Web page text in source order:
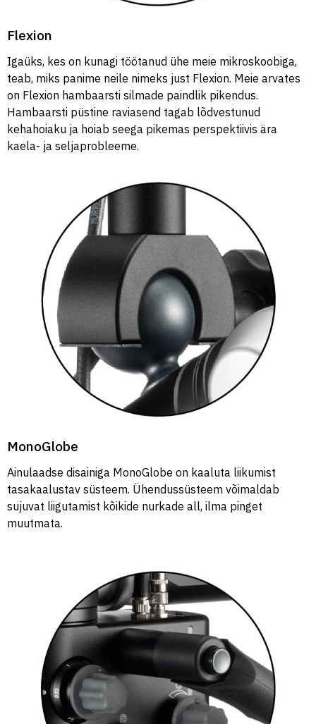
Flexion
Igaüks, kes on kunagi töötanud ühe meie mikroskoobiga,
teab, miks panime neile nimeks just Flexion. Meie arvates
on Flexion hambaarsti silmade paindlik pikendus.
Hambaarsti püstine raviasend tagab lõdvestunud
kehahoiaku ja hoiab seega pikemas perspektiivis ära
kaela- ja seljaprobleeme.
MonoGlobe
Ainulaadse disainiga MonoGlobe on kaaluta liikumist
tasakaalustav süsteem. Ühendussüsteem võimaldab
sujuvat liigutamist kõikide nurkade all, ilma pinget
muutmata.